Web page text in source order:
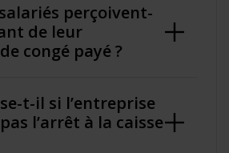
perçoivent-
de leur
congé payé ?
t-il si l’entreprise
l’arrêt à la caisse